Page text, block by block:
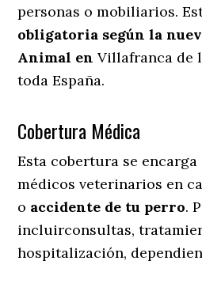
personas o mobiliarios.
obligatoria según la
Animal enVillafranca de
toda España.
Cobertura Médica
Esta cobertura se encarga
médicos veterinarios en
o accidente de tu perro.
incluirconsultas,
hospitalización,